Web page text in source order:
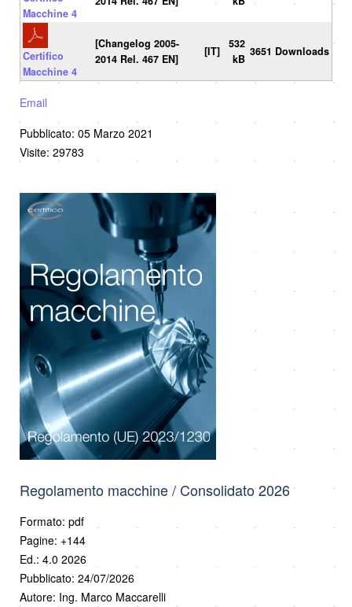
Macchine 4
Certifico
Macchine 4
[Changelog 2005-
2014 Rel. 467 EN]
[IT]
532
kB
3651 Downloads
Email
Pubblicato: 05 Marzo 2021
Visite: 29783
Regolamento macchine / Consolidato 2026
Formato: pdf
Pagine: +144
Ed.: 4.0 2026
Pubblicato: 24/07/2026
Autore: Ing. Marco Maccarelli